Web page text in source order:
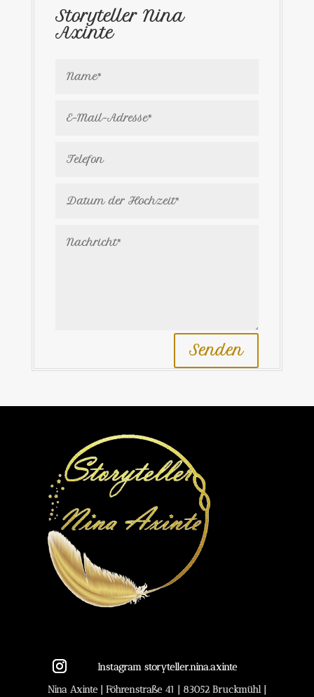
Storyteller Nina
Axinte
Senden
Instagram storyteller.nina.axinte
Nina Axinte | Föhrenstraße 41 | 83052 Bruckmühl |